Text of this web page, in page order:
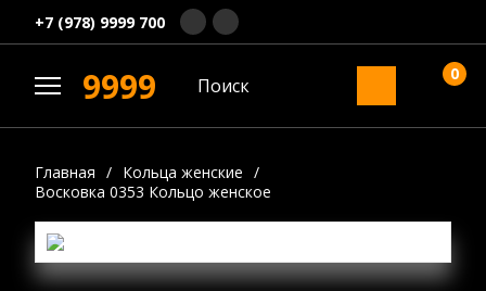
+7 (978) 9999 700
9999 0
Главная / Кольца женские /
Восковка 0353 Кольцо женское